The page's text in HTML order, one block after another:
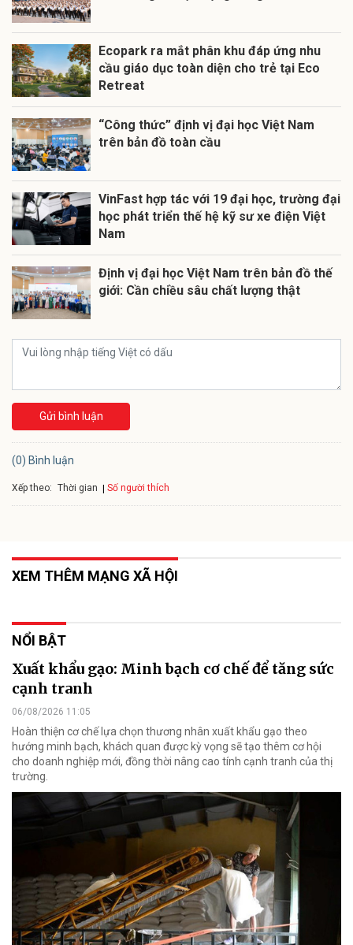
Ecopark ra mắt phân khu đáp ứng nhu
cầu giáo dục toàn diện cho trẻ tại Eco
Retreat
“Công thức” định vị đại học Việt Nam
trên bản đồ toàn cầu
VinFast hợp tác với 19 đại học, trường đại
học phát triển thế hệ kỹ sư xe điện Việt
Nam
Định vị đại học Việt Nam trên bản đồ thế
giới: Cần chiều sâu chất lượng thật
Gửi bình luận
(0) Bình luận
Xếp theo: Thời gian Số người thích
XEM THÊM MẠNG XÃ HỘI
NỔI BẬT
Xuất khẩu gạo: Minh bạch cơ chế để tăng sức
cạnh tranh
06/08/2026 11:05
Hoàn thiện cơ chế lựa chọn thương nhân xuất khẩu gạo theo
hướng minh bạch, khách quan được kỳ vọng sẽ tạo thêm cơ hội
cho doanh nghiệp mới, đồng thời nâng cao tính cạnh tranh của thị
trường.